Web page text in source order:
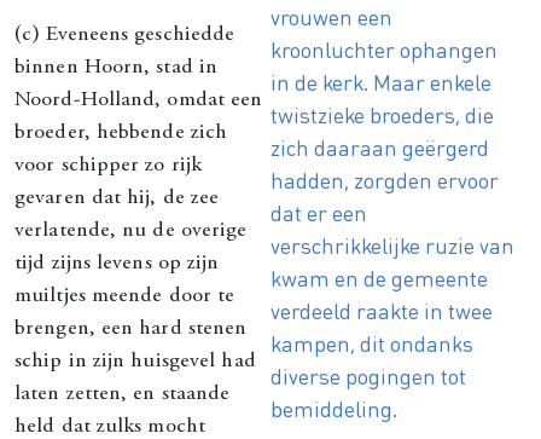
(c) Eveneens geschiedde
binnen Hoorn, stad in
Noord-Holland, omdat een
broeder, hebbende zich
voor schipper zo rijk
gevaren dat hij, de zee
verlatende, nu de overige
tijd zijns levens op zijn
muiltjes meende door te
brengen, een hard stenen
schip in zijn huisgevel had
laten zetten, en staande
held dat zulks mocht
vrouwen een
kroonluchter ophangen
in de kerk. Maar enkele
twistzieke broeders, die
zich daaraan geërgerd
hadden, zorgden ervoor
dat er een
verschrikkelijke ruzie van
kwam en de gemeente
verdeeld raakte in twee
kampen, dit ondanks
diverse pogingen tot
bemiddeling.